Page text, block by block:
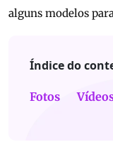
alguns modelos
Índice do
Fotos